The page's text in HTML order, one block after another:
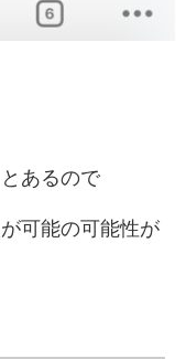
あるので
可能の可能性が